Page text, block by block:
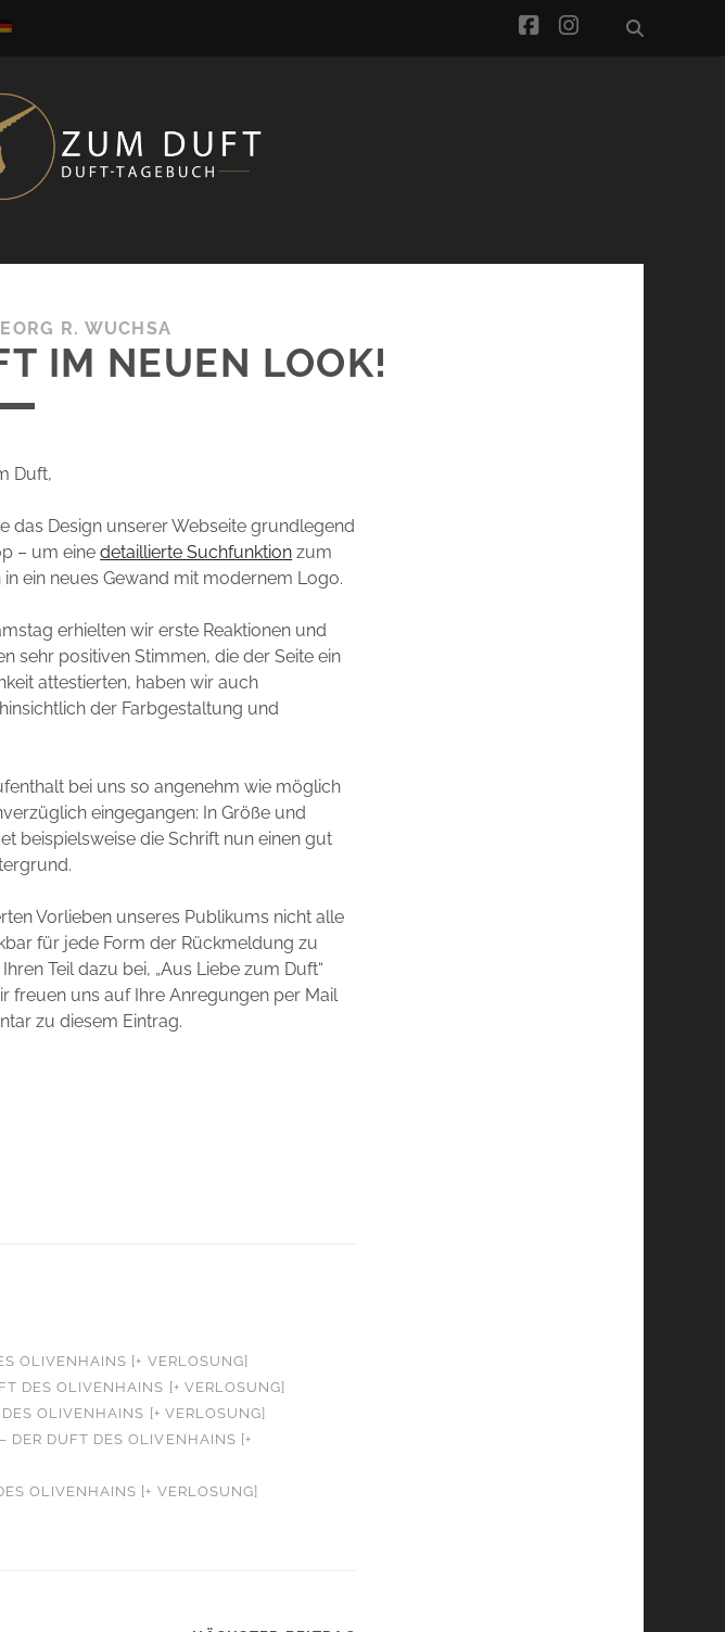
facebook
instagram
R. WUCHSA
IM NEUEN LOOK!
Duft,
das Design unserer Webseite grundlegend
– um einedetaillierte Suchfunktion zum
ein neues Gewand mit modernem Logo.
erhielten wir erste Reaktionen und
sehr positiven Stimmen, die der Seite ein
attestierten, haben wir auch
der Farbgestaltung und
bei uns so angenehm wie möglich
eingegangen: In Größe und
beispielsweise die Schrift nun einen gut
Vorlieben unseres Publikums nicht alle
für jede Form der Rückmeldung zu
Teil dazu bei, „Aus Liebe zum Duft“
freuen uns auf Ihre Anregungen per Mail
zu diesem Eintrag.
OLIVENHAINS [+ VERLOSUNG]
DES OLIVENHAINS [+ VERLOSUNG]
OLIVENHAINS [+ VERLOSUNG]
DER DUFT DES OLIVENHAINS [+
OLIVENHAINS [+ VERLOSUNG]